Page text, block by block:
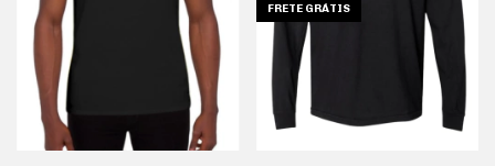
FRETE GRÁTIS